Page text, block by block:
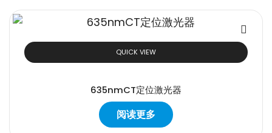
QUICK VIEW
635nmCT定位激光器
阅读更多